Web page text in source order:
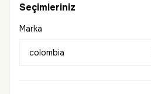
Seçimleriniz
Marka
colombia